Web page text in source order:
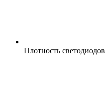
Плотность светодиодов